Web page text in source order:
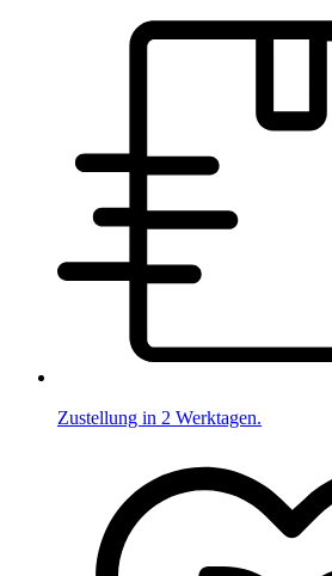
Zustellung in 2 Werktagen.